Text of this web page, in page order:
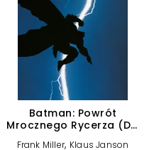
Batman: Powrót
Mrocznego Rycerza (DC
Frank Miller, Klaus Janson